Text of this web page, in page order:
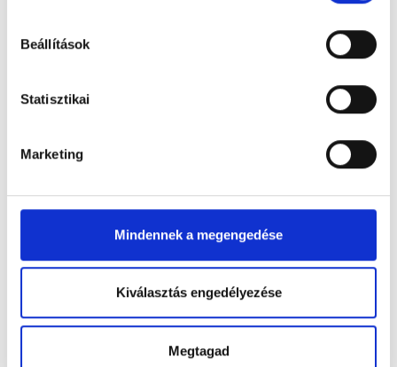
Beállítások
Statisztikai
Marketing
Mindennek a megengedése
Kiválasztás engedélyezése
Megtagad
Dr. Lei Edit
Dr. Lei Gábor
1224 Budapest, XXII. kerület, III. utca 1.
Dr. Lelkesi Anita
4700 Mátészalka, Kórház u. 2-4.